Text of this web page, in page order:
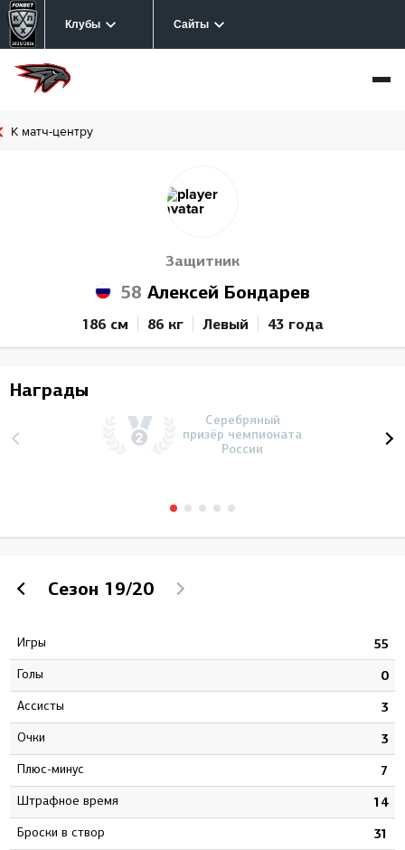
Клубы Сайты
К матч-центру
Защитник
58 Алексей Бондарев
186 см 86 кг Левый 43 года
Награды
Серебряный
призёр чемпионата
России
Сезон 19/20
Игры 55
Голы 0
Ассисты 3
Очки 3
Плюс-минус 7
штрафное время 14
Броски в створ 31